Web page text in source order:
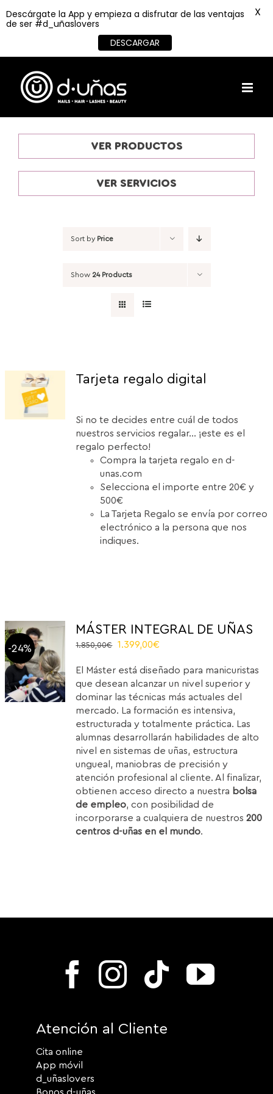
content
VER PRODUCTOS
VER SERVICIOS
Sort by Price
Show 24 Products
Tarjeta regalo digital
Si no te decides entre cuál de todos
nuestros servicios regalar... ¡este es el
regalo perfecto!
Compra la tarjeta regalo en d-
unas.com
Selecciona el importe entre 20€ y
500€
La Tarjeta Regalo se envía por correo
electrónico a la persona que nos
indiques.
-24%
MÁSTER INTEGRAL DE UÑAS
1.850,00€
Original
was:
1.850,00€.
1.399,00€
is:
1.399,00€.
El Máster está diseñado para manicuristas
que desean alcanzar un nivel superior y
dominar las técnicas más actuales del
mercado. La formación es intensiva,
estructurada y totalmente práctica. Las
alumnas desarrollarán habilidades de alto
nivel en sistemas de uñas, estructura
ungueal, maniobras de precisión y
atención profesional al cliente. Al finalizar,
obtienen acceso directo a nuestra bolsa
de empleo, con posibilidad de
incorporarse a cualquiera de nuestros200
centros d-uñas en el mundo.
Atención al Cliente
Cita online
App móvil
d_uñaslovers
Descárgate la App y empieza a disfrutar de las ventajas
de ser #d_uñaslovers
DESCARGAR
X